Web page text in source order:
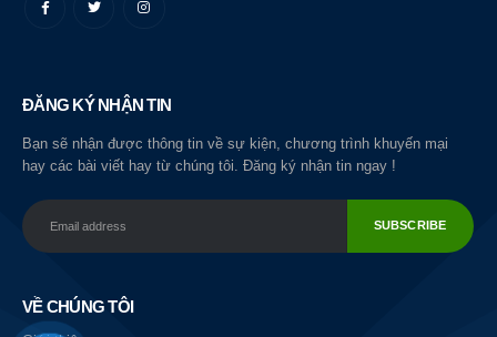
ĐĂNG KÝ NHẬN TIN
Bạn sẽ nhận được thông tin về sự kiện, chương trình khuyến mại
hay các bài viết hay từ chúng tôi. Đăng ký nhận tin ngay !
VỀ CHÚNG TÔI